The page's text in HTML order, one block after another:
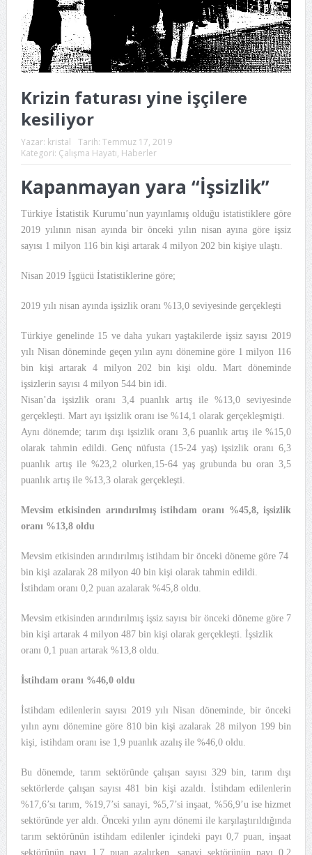
Krizin faturası yine işçilere
kesiliyor
Yazar: kristal Tarih: Temmuz 17, 2019
Kategori: Çalışma Hayatı, Haberler
Kapanmayan yara “İşsizlik”
Türkiye İstatistik Kurumu’nun yayınlamış olduğu istatistiklere göre
2019 yılının nisan ayında bir önceki yılın nisan ayına göre işsiz
sayısı 1 milyon 116 bin kişi artarak 4 milyon 202 bin kişiye ulaştı.
Nisan 2019 İşgücü İstatistiklerine göre;
2019 yılı nisan ayında işsizlik oranı %13,0 seviyesinde gerçekleşti
Türkiye genelinde 15 ve daha yukarı yaştakilerde işsiz sayısı 2019
yılı Nisan döneminde geçen yılın aynı dönemine göre 1 milyon 116
bin kişi artarak 4 milyon 202 bin kişi oldu. Mart döneminde
işsizlerin sayısı 4 milyon 544 bin idi.
Nisan’da işsizlik oranı 3,4 puanlık artış ile %13,0 seviyesinde
gerçekleşti. Mart ayı işsizlik oranı ise %14,1 olarak gerçekleşmişti.
Aynı dönemde; tarım dışı işsizlik oranı 3,6 puanlık artış ile %15,0
olarak tahmin edildi. Genç nüfusta (15-24 yaş) işsizlik oranı 6,3
puanlık artış ile %23,2 olurken,15-64 yaş grubunda bu oran 3,5
puanlık artış ile %13,3 olarak gerçekleşti.
Mevsim etkisinden arındırılmış istihdam oranı %45,8, işsizlik
oranı %13,8 oldu
Mevsim etkisinden arındırılmış istihdam bir önceki döneme göre 74
bin kişi azalarak 28 milyon 40 bin kişi olarak tahmin edildi.
İstihdam oranı 0,2 puan azalarak %45,8 oldu.
Mevsim etkisinden arındırılmış işsiz sayısı bir önceki döneme göre 7
bin kişi artarak 4 milyon 487 bin kişi olarak gerçekleşti. İşsizlik
oranı 0,1 puan artarak %13,8 oldu.
İstihdam oranı %46,0 oldu
İstihdam edilenlerin sayısı 2019 yılı Nisan döneminde, bir önceki
yılın aynı dönemine göre 810 bin kişi azalarak 28 milyon 199 bin
kişi, istihdam oranı ise 1,9 puanlık azalış ile %46,0 oldu.
Bu dönemde, tarım sektöründe çalışan sayısı 329 bin, tarım dışı
sektörlerde çalışan sayısı 481 bin kişi azaldı. İstihdam edilenlerin
%17,6’sı tarım, %19,7’si sanayi, %5,7’si inşaat, %56,9’u ise hizmet
sektöründe yer aldı. Önceki yılın aynı dönemi ile karşılaştırıldığında
tarım sektörünün istihdam edilenler içindeki payı 0,7 puan, inşaat
sektörünün payı 1,7 puan azalırken, sanayi sektörünün payı 0,2